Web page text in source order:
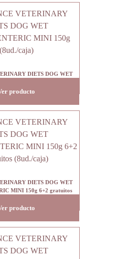
DIETS DOG WET
producto
DIETS DOG WET
MINI 150g 6+2 gratuitos
producto